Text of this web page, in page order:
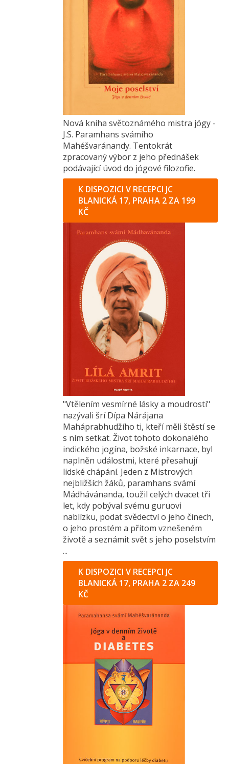
Nová kniha světoznámého mistra jógy -
J.S. Paramhans svámího
Mahéšvaránandy. Tentokrát
zpracovaný výbor z jeho přednášek
podávající úvod do jógové filozofie.
K DISPOZICI V RECEPCI JC
BLANICKÁ 17, PRAHA 2 ZA 199
KČ
"Vtělením vesmírné lásky a moudrosti"
nazývali šrí Dípa Nárájana
Maháprabhudžího ti, kteří měli štěstí se
s ním setkat. Život tohoto dokonalého
indického jogína, božské inkarnace, byl
naplněn událostmi, které přesahují
lidské chápání. Jeden z Mistrových
nejbližších žáků, paramhans svámí
Mádhávánanda, toužil celých dvacet tři
let, kdy pobýval svému guruovi
nablízku, podat svědectví o jeho činech,
o jeho prostém a přitom vznešeném
životě a seznámit svět s jeho poselstvím
...
K DISPOZICI V RECEPCI JC
BLANICKÁ 17, PRAHA 2 ZA 249
KČ